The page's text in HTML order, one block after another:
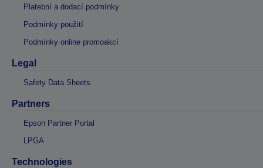
Platební a dodací podmínky
Podmínky použití
Podmínky online promoakcí
Legal
Safety Data Sheets
Partners
Epson Partner Portal
LPGA
Technologies